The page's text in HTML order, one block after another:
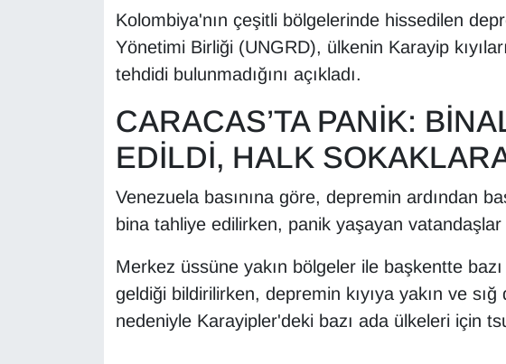
Kolombiya'nın çeşitli bölgelerinde hissedilen
Yönetimi Birliği (UNGRD), ülkenin Karayip
tehdidi bulunmadığını açıkladı.
CARACAS’TA PANİK:
EDİLDİ, HALK
Venezuela basınına göre, depremin ardından
bina tahliye edilirken, panik yaşayan vatandaşlar
Merkez üssüne yakın bölgeler ile başkentte
geldiği bildirilirken, depremin kıyıya yakın ve
nedeniyle Karayipler'deki bazı ada ülkeleri için